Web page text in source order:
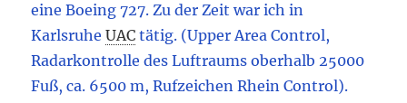
eine Boeing 727. Zu der Zeit war ich in
Karlsruhe UAC tätig. (Upper Area Control,
Radarkontrolle des Luftraums oberhalb 25000
Fuß, ca. 6500 m, Rufzeichen Rhein Control).